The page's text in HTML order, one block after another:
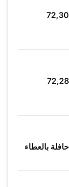
الشهداء في قطاع غزة إلى 72,302
الشهداء في قطاع غزة إلى 72,289
بالعطاء